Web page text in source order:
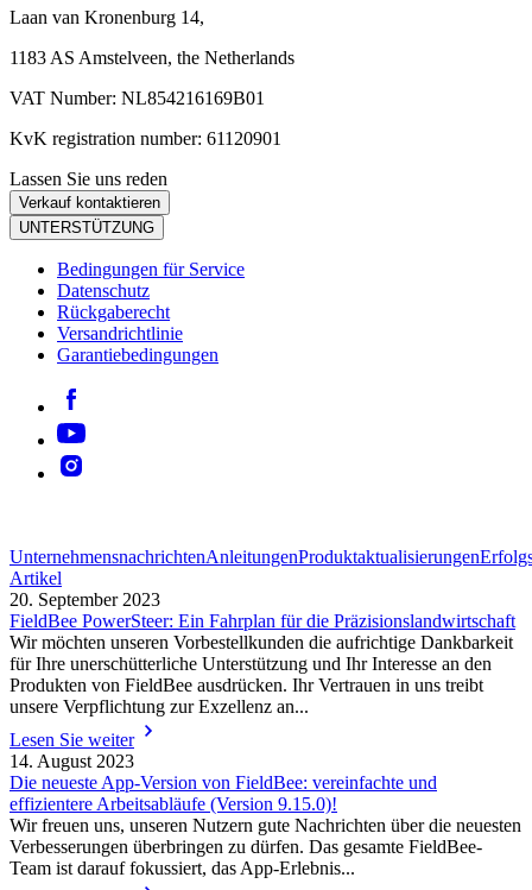
Laan van Kronenburg 14,
1183 AS Amstelveen, the Netherlands
VAT Number: NL854216169B01
KvK registration number: 61120901
Lassen Sie uns reden
Verkauf kontaktieren
UNTERSTÜTZUNG
Bedingungen für Service
Datenschutz
Rückgaberecht
Versandrichtlinie
Garantiebedingungen
UnternehmensnachrichtenAnleitungenProduktaktualisierungen
Artikel
20. September 2023
FieldBee PowerSteer: Ein Fahrplan für die Präzisionslandwirtschaft
Wir möchten unseren Vorbestellkunden die aufrichtige Dankbarkeit
für Ihre unerschütterliche Unterstützung und Ihr Interesse an den
Produkten von FieldBee ausdrücken. Ihr Vertrauen in uns treibt
unsere Verpflichtung zur Exzellenz an...
Lesen Sie weiter
14. August 2023
Die neueste App-Version von FieldBee: vereinfachte und
effizientere Arbeitsabläufe (Version 9.15.0)!
Wir freuen uns, unseren Nutzern gute Nachrichten über die neuesten
Verbesserungen überbringen zu dürfen. Das gesamte FieldBee-
Team ist darauf fokussiert, das App-Erlebnis...